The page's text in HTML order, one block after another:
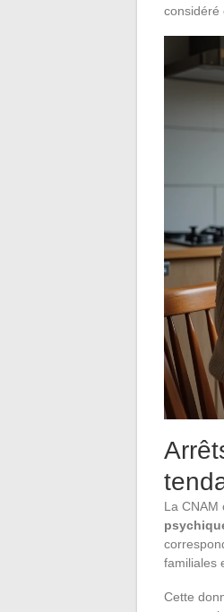
considéré
La CNAM
familiales
Cette